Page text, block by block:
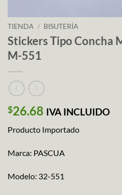
TIENDA / BISUTERÍA
Stickers Tipo Concha
M-551
$26.68 IVA INCLUIDO
Producto Importado
Marca: PASCUA
Modelo: 32-551